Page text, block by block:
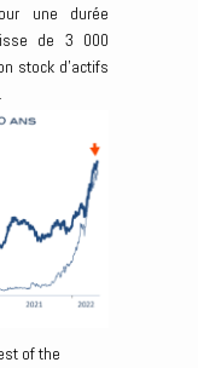
une durée
de 3 000
stock d’actifs
of the